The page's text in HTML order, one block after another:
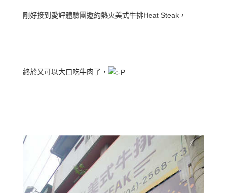
剛好接到愛評體驗團邀約熱火美式牛排Heat Steak，
終於又可以大口吃牛肉了，